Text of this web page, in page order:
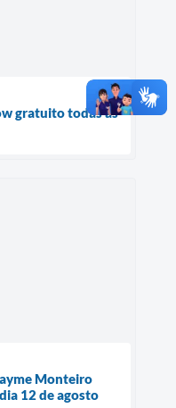
gratuito todas as
Monteiro
12 de agosto